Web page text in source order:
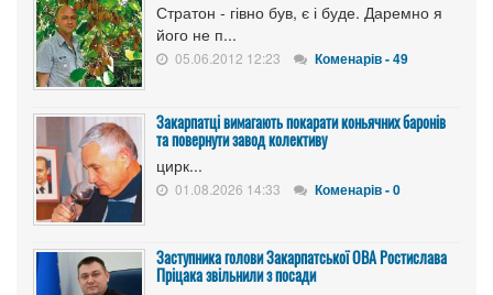
Стратон - гівно був, є і буде. Даремно я
його не п...
05.06.2012 12:23 Коменарів - 49
Закарпатці вимагають покарати коньячних баронів
та повернути завод колективу
цирк...
01.08.2026 14:33 Коменарів - 0
Заступника голови Закарпатської ОВА Ростислава
Пріцака звільнили з посади